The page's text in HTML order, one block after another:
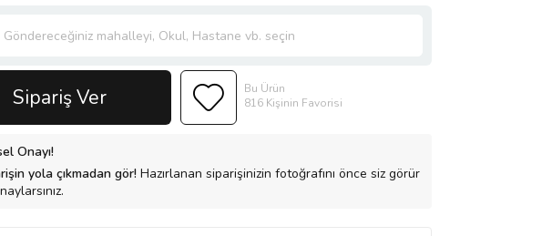
Sipariş Ver
Bu Ürün
816 Kişinin Favorisi
Onayı!
yola çıkmadan gör! Hazırlanan siparişinizin fotoğrafını önce siz görür